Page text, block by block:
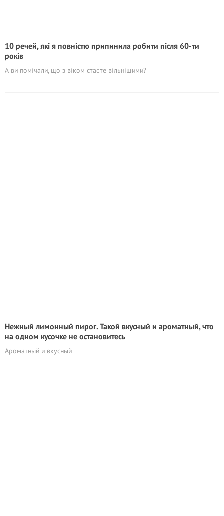
10 речей, які я повністю припинила робити після 60-ти
років
А ви помічали, що з віком стаєте вільнішими?
Нежный лимонный пирог. Такой вкусный и ароматный, что
на одном кусочке не остановитесь
Ароматный и вкусный